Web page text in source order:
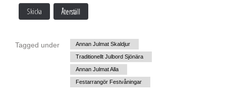
Skicka Återställ
Tagged under Annan Julmat Skaldjur
Traditionellt Julbord Sjönära
Annan Julmat Alla
Festarrangör Festvåningar